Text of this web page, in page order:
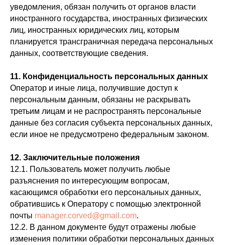
уведомления, обязан получить от органов власти
иностранного государства, иностранных физических
лиц, иностранных юридических лиц, которым
планируется трансграничная передача персональных
данных, соответствующие сведения.
11. Конфиденциальность персональных данных
Оператор и иные лица, получившие доступ к
персональным данным, обязаны не раскрывать
третьим лицам и не распространять персональные
данные без согласия субъекта персональных данных,
если иное не предусмотрено федеральным законом.
12. Заключительные положения
12.1. Пользователь может получить любые
разъяснения по интересующим вопросам,
касающимся обработки его персональных данных,
обратившись к Оператору с помощью электронной
почты manager.corved@gmail.com.
12.2. В данном документе будут отражены любые
изменения политики обработки персональных данных